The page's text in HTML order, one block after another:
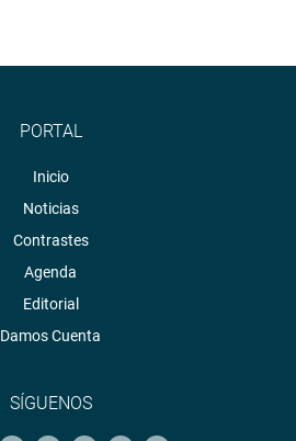
PORTAL
Inicio
Noticias
Contrastes
Agenda
Editorial
Damos Cuenta
SÍGUENOS